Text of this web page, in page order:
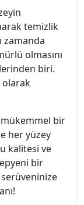
temizlik
zamanda
olmasını
biri.
olarak
mükemmel bir
her yüzey
kalitesi ve
bir